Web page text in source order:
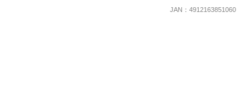
JAN：4912163851060